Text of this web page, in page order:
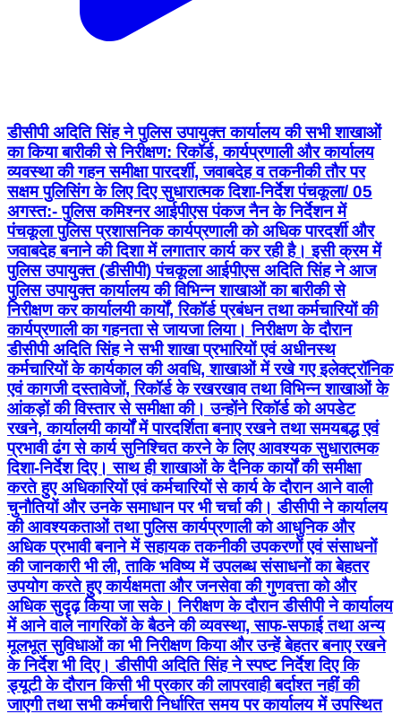
डीसीपी अदिति सिंह ने पुलिस उपायुक्त कार्यालय की सभी शाखाओं
पंचकूला पुलिस प्रशासनिक कार्यप्रणाली को अधिक पारदर्शी और
जवाबदेह बनाने की दिशा में लगातार कार्य कर रही है। इसी क्रम में
पुलिस उपायुक्त (डीसीपी) पंचकूला आईपीएस अदिति सिंह ने आज
पुलिस उपायुक्त कार्यालय की विभिन्न शाखाओं का बारीकी से
निरीक्षण कर कार्यालयी कार्यों, रिकॉर्ड प्रबंधन तथा कर्मचारियों की
कार्यप्रणाली का गहनता से जायजा लिया। निरीक्षण के दौरान
डीसीपी अदिति सिंह ने सभी शाखा प्रभारियों एवं अधीनस्थ
कर्मचारियों के कार्यकाल की अवधि, शाखाओं में रखे गए इलेक्ट्रॉनिक
एवं कागजी दस्तावेजों, रिकॉर्ड के रखरखाव तथा विभिन्न शाखाओं के
आंकड़ों की विस्तार से समीक्षा की। उन्होंने रिकॉर्ड को अपडेट
रखने, कार्यालयी कार्यों में पारदर्शिता बनाए रखने तथा समयबद्ध एवं
प्रभावी ढंग से कार्य सुनिश्चित करने के लिए आवश्यक सुधारात्मक
दिशा-निर्देश दिए। साथ ही शाखाओं के दैनिक कार्यों की समीक्षा
करते हुए अधिकारियों एवं कर्मचारियों से कार्य के दौरान आने वाली
चुनौतियों और उनके समाधान पर भी चर्चा की। डीसीपी ने कार्यालय
की आवश्यकताओं तथा पुलिस कार्यप्रणाली को आधुनिक और
अधिक प्रभावी बनाने में सहायक तकनीकी उपकरणों एवं संसाधनों
की जानकारी भी ली, ताकि भविष्य में उपलब्ध संसाधनों का बेहतर
उपयोग करते हुए कार्यक्षमता और जनसेवा की गुणवत्ता को और
अधिक सुदृढ़ किया जा सके। निरीक्षण के दौरान डीसीपी ने कार्यालय
में आने वाले नागरिकों के बैठने की व्यवस्था, साफ-सफाई तथा अन्य
मूलभूत सुविधाओं का भी निरीक्षण किया और उन्हें बेहतर बनाए रखने
के निर्देश भी दिए। डीसीपी अदिति सिंह ने स्पष्ट निर्देश दिए कि
ड्यूटी के दौरान किसी भी प्रकार की लापरवाही बर्दाश्त नहीं की
जाएगी तथा सभी कर्मचारी निर्धारित समय पर कार्यालय में उपस्थित
रहकर अपनी जिम्मेदारियों का ईमानदारी से निर्वहन सुनिश्चित करें।
Panchkula, Panchkula | Aug 5, 2026